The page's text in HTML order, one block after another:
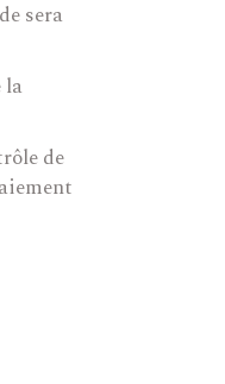
sera
la
de